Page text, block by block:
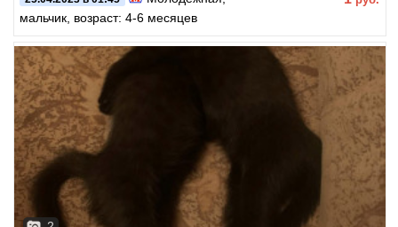
мальчик, возраст: 4-6 месяцев